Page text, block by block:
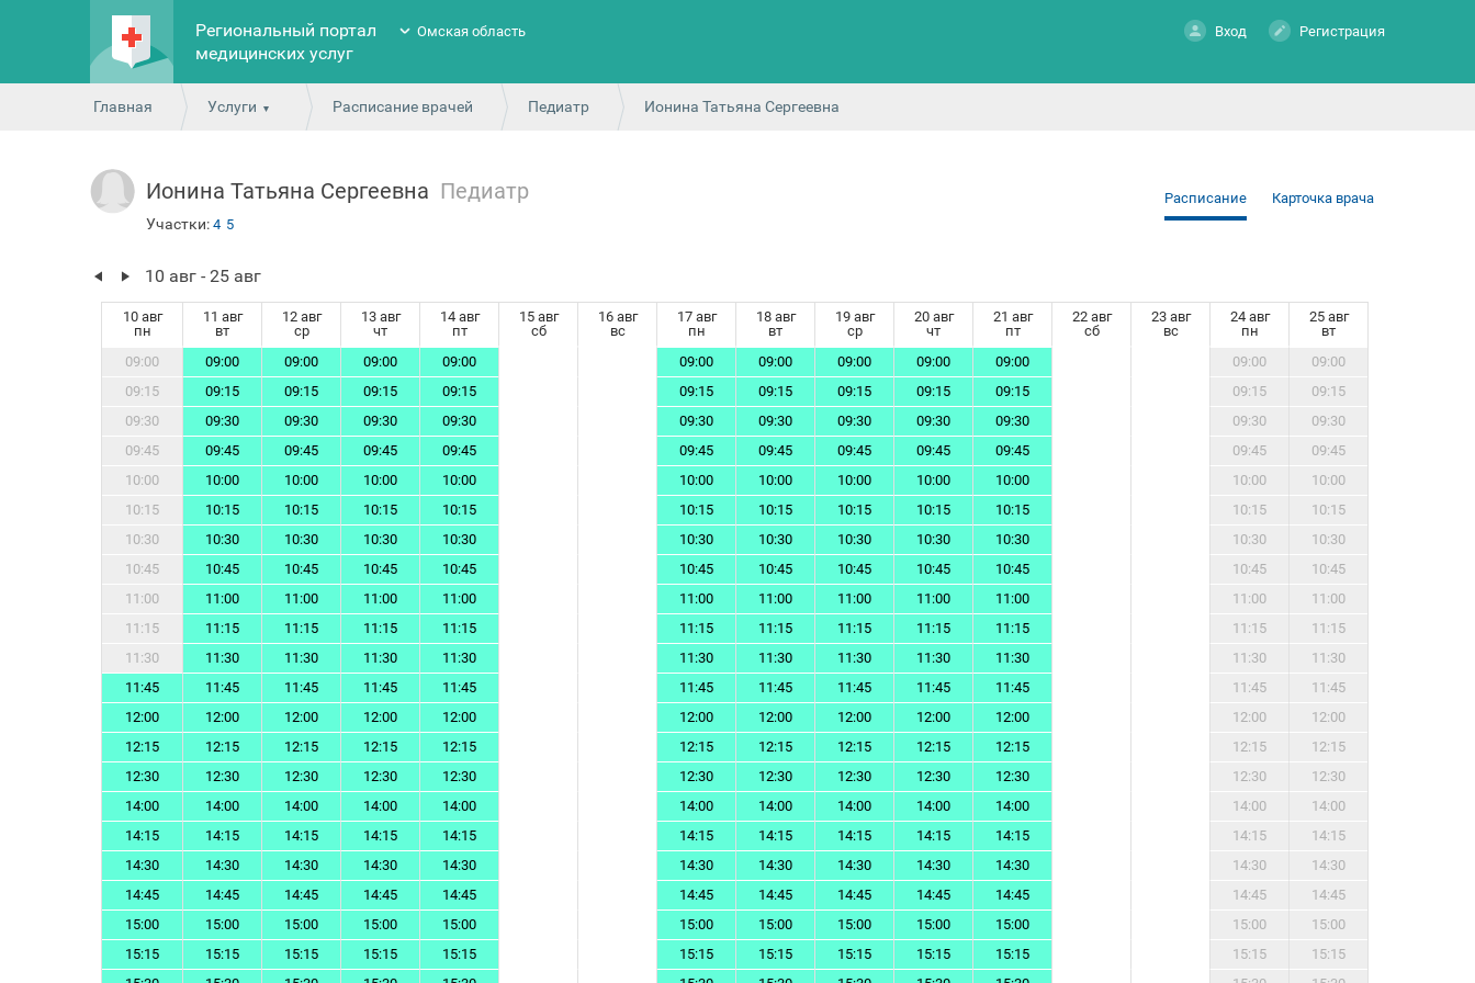
Региональный портал
медицинских услуг
Омская область Вход Регистрация
Главная Услуги Расписание врачей Педиатр Ионина Татьяна Сергеевна
Ионина Татьяна Сергеевна Педиатр
Участки: 4 5
Расписание Карточка врача
10 авг - 25 авг
10 авг
пн
11 авг
вт
12 авг
ср
13 авг
чт
14 авг
пт
15 авг
сб
16 авг
вс
17 авг
пн
18 авг
вт
19 авг
ср
20 авг
чт
21 авг
пт
22 авг
сб
23 авг
вс
24 авг
пн
25 авг
вт
09:00
09:00 09:00 09:00 09:00 09:00 09:00 09:00 09:00 09:00 09:00
09:00
09:15
09:15 09:15 09:15 09:15 09:15 09:15 09:15 09:15 09:15 09:15
09:15
09:30
09:30 09:30 09:30 09:30 09:30 09:30 09:30 09:30 09:30 09:30
09:30
09:45
09:45 09:45 09:45 09:45 09:45 09:45 09:45 09:45 09:45 09:45
09:45
10:00
10:00 10:00 10:00 10:00 10:00 10:00 10:00 10:00 10:00 10:00
10:00
10:15
10:15 10:15 10:15 10:15 10:15 10:15 10:15 10:15 10:15 10:15
10:15
10:30
10:30 10:30 10:30 10:30 10:30 10:30 10:30 10:30 10:30 10:30
10:30
10:45
10:45 10:45 10:45 10:45 10:45 10:45 10:45 10:45 10:45 10:45
10:45
11:00
11:00 11:00 11:00 11:00 11:00 11:00 11:00 11:00 11:00 11:00
11:00
11:15
11:15 11:15 11:15 11:15 11:15 11:15 11:15 11:15 11:15 11:15
11:15
11:30
11:30 11:30 11:30 11:30 11:30 11:30 11:30 11:30 11:30 11:30
11:30
11:45
11:45 11:45 11:45 11:45 11:45 11:45 11:45 11:45 11:45 11:45
11:45
12:00
12:00 12:00 12:00 12:00 12:00 12:00 12:00 12:00 12:00 12:00
12:00
12:15
12:15 12:15 12:15 12:15 12:15 12:15 12:15 12:15 12:15 12:15
12:15
12:30
12:30 12:30 12:30 12:30 12:30 12:30 12:30 12:30 12:30 12:30
12:30
14:00
14:00 14:00 14:00 14:00 14:00 14:00 14:00 14:00 14:00 14:00
14:00
14:15
14:15 14:15 14:15 14:15 14:15 14:15 14:15 14:15 14:15 14:15
14:15
14:30
14:30 14:30 14:30 14:30 14:30 14:30 14:30 14:30 14:30 14:30
14:30
14:45
14:45 14:45 14:45 14:45 14:45 14:45 14:45 14:45 14:45 14:45
14:45
15:00
15:00 15:00 15:00 15:00 15:00 15:00 15:00 15:00 15:00 15:00
15:00
15:15
15:15 15:15 15:15 15:15 15:15 15:15 15:15 15:15 15:15 15:15
15:15